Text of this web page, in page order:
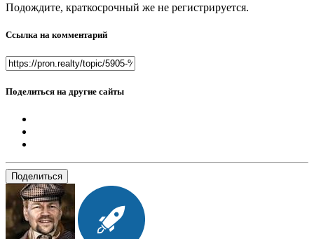
Подождите, краткосрочный же не регистрируется.
Ссылка на комментарий
Поделиться на другие сайты
Поделиться